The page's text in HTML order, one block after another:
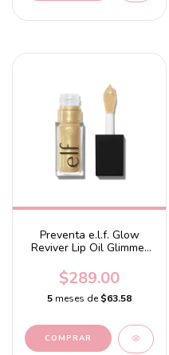
Preventa e.l.f. Glow
Reviver Lip Oil Glimmer
Gold Pearl
$289.00
5 meses de$63.58